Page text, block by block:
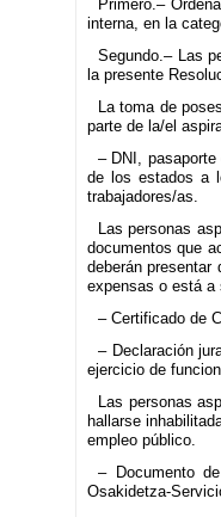
Primero.–
interna, en la
Segundo.– Las
la presente
La toma de
parte de la/el
– DNI,
de los estados a
trabajadores/as.
Las personas
documentos que
deberán
expensas o está a
– Certificado de
– Declaración
ejercicio de
Las personas
hallarse
empleo público.
– Documento
Osakidetza-